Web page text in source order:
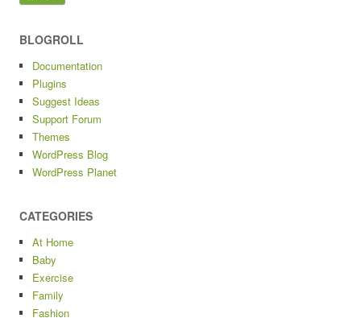
BLOGROLL
Documentation
Plugins
Suggest Ideas
Support Forum
Themes
WordPress Blog
WordPress Planet
CATEGORIES
At Home
Baby
Exercise
Family
Fashion